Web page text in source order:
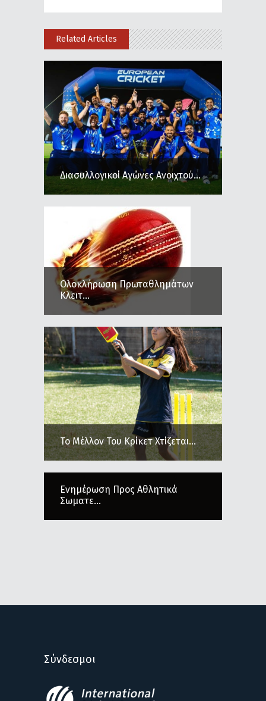
Related Articles
Διασυλλογικοί Αγώνες Ανοιχτού...
Ολοκλήρωση Πρωταθλημάτων
Κλειτ...
Το Μέλλον Του Κρίκετ Χτίζεται...
Ενημέρωση Προς Αθλητικά
Σωματε...
Σύνδεσμοι